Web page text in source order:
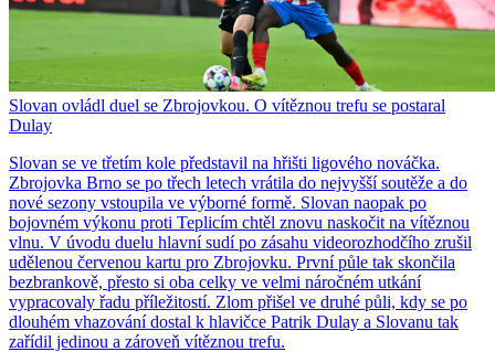
Slovan ovládl duel se Zbrojovkou. O vítěznou trefu se postaral
Dulay
Slovan se ve třetím kole představil na hřišti ligového nováčka.
Zbrojovka Brno se po třech letech vrátila do nejvyšší soutěže a do
nové sezony vstoupila ve výborné formě. Slovan naopak po
bojovném výkonu proti Teplicím chtěl znovu naskočit na vítěznou
vlnu. V úvodu duelu hlavní sudí po zásahu videorozhodčího zrušil
udělenou červenou kartu pro Zbrojovku. První půle tak skončila
bezbrankově, přesto si oba celky ve velmi náročném utkání
vypracovaly řadu příležitostí. Zlom přišel ve druhé půli, kdy se po
dlouhém vhazování dostal k hlavičce Patrik Dulay a Slovanu tak
zařídil jedinou a zároveň vítěznou trefu.